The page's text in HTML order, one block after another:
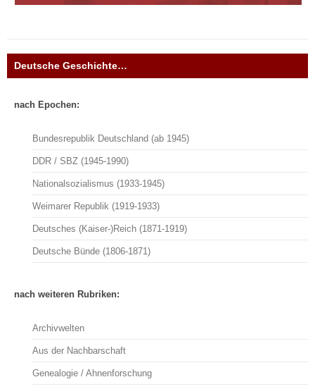
Deutsche Geschichte…
nach Epochen:
Bundesrepublik Deutschland (ab 1945)
DDR / SBZ (1945-1990)
Nationalsozialismus (1933-1945)
Weimarer Republik (1919-1933)
Deutsches (Kaiser-)Reich (1871-1919)
Deutsche Bünde (1806-1871)
nach weiteren Rubriken:
Archivwelten
Aus der Nachbarschaft
Genealogie / Ahnenforschung